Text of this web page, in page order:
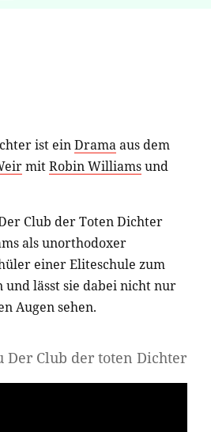
ist einDramaaus dem
mitRobin Williamsund
Club der Toten Dichter
als unorthodoxer
einer Eliteschule zum
und lässt sie dabei nicht nur
Augen sehen.
Club der toten Dichter